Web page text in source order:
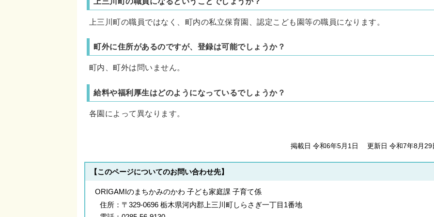
上三川町の職員ではなく、町内の私立保育園、認定こども園等の職員になります。
町外に住所があるのですが、登録は可能でしょうか？
町内、町外は問いません。
給料や福利厚生はどのようになっているでしょうか？
各園によって異なります。
掲載日 令和6年5月1日 更新日 令和7年8月29
【このページについてのお問い合わせ先】
ORIGAMIのまちかみのかわ 子ども家庭課 子育て係
住所： 〒329-0696 栃木県河内郡上三川町しらさぎ一丁目1番地